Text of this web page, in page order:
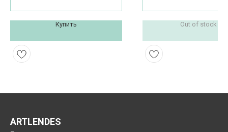
Купить Out of stock
ARTLENDES